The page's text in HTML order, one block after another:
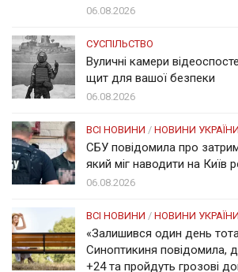
06.08.2026
СУСПІЛЬСТВО
Вуличні камери
щит для вашої безпеки
06.08.2026
ВСІ НОВИНИ / НОВИНИ УКРАЇНИ
СБУ повідомила про
який міг наводити на Київ
06.08.2026
ВСІ НОВИНИ / НОВИНИ УКРАЇНИ
«Залишився один день
Синоптикиня повідомила,
+24 та пройдуть грозові